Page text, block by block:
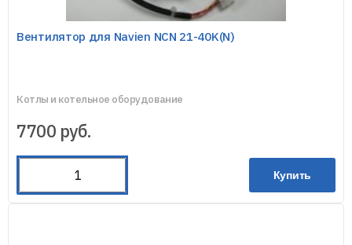
Вентилятор для Navien NCN 21-40K(N)
Котлы и котельное оборудование
7700 руб.
Купить